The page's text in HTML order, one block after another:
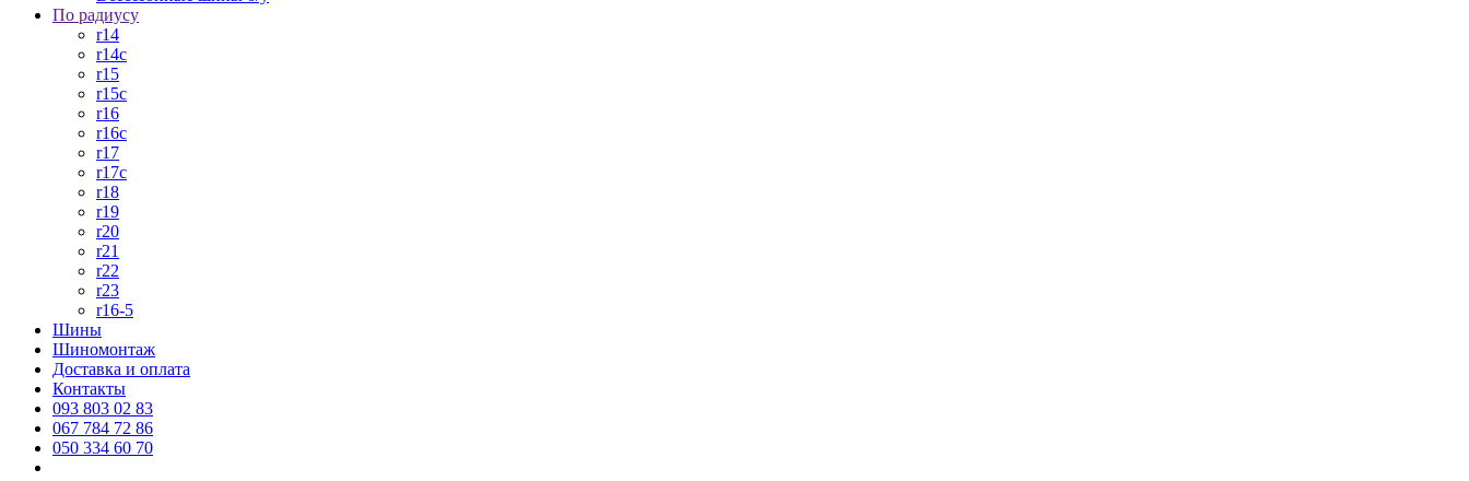
По радиусу
r14
r14c
r15
r15c
r16
r16c
r17
r17c
r18
r19
r20
r21
r22
r23
r16-5
Шины
Шиномонтаж
Доставка и оплата
Контакты
093 803 02 83
067 784 72 86
050 334 60 70